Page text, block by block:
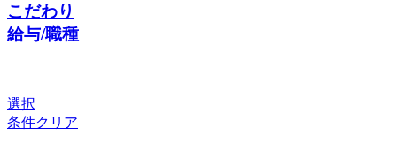
こだわり
給与/職種
選択
条件クリア